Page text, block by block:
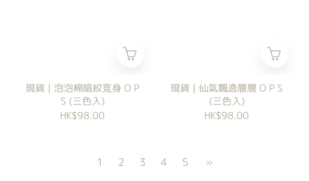
現貨 | 泡泡棉暗紋寬身 O P
S (三色入)
HK$98.00
現貨 | 仙氣飄逸層層 O P S
(三色入)
HK$98.00
1 2 3 4 5 »